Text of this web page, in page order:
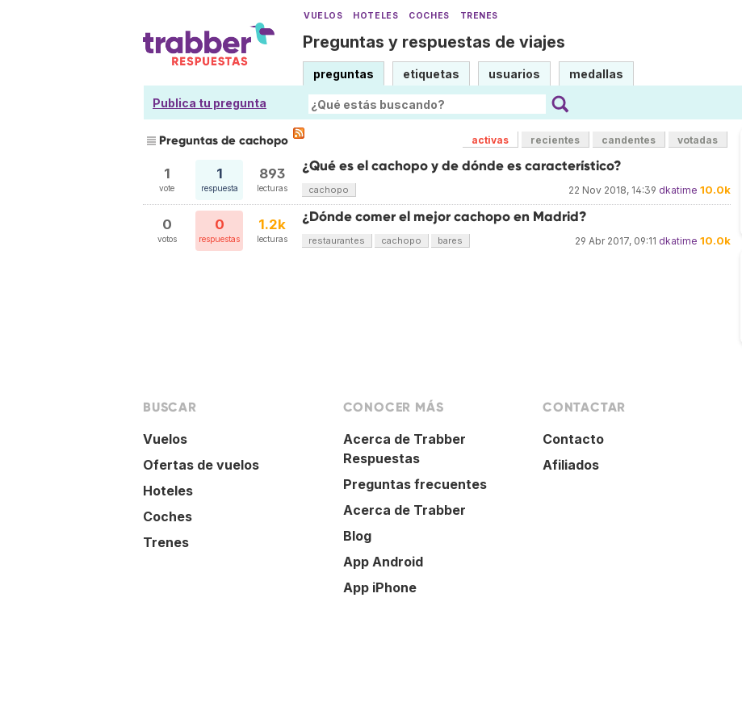
VUELOS HOTELES COCHES TRENES
Preguntas y respuestas de viajes
preguntas etiquetas usuarios medallas
Publica tu pregunta
Preguntas de cachopo activas recientes candentes votadas
1
vote
1
respuesta
893
lecturas
¿Qué es el cachopo y de dónde es característico?
22 Nov 2018, 14:39 dkatime 10.0k
cachopo
0
votos
0
respuestas
1.2k
lecturas
¿Dónde comer el mejor cachopo en Madrid?
29 Abr 2017, 09:11 dkatime 10.0k
restaurantes cachopo bares
BUSCAR
Vuelos
Ofertas de vuelos
Hoteles
Coches
Trenes
CONOCER MÁS
Acerca de Trabber
Respuestas
Preguntas frecuentes
Acerca de Trabber
Blog
App Android
App iPhone
CONTACTAR
Contacto
Afiliados